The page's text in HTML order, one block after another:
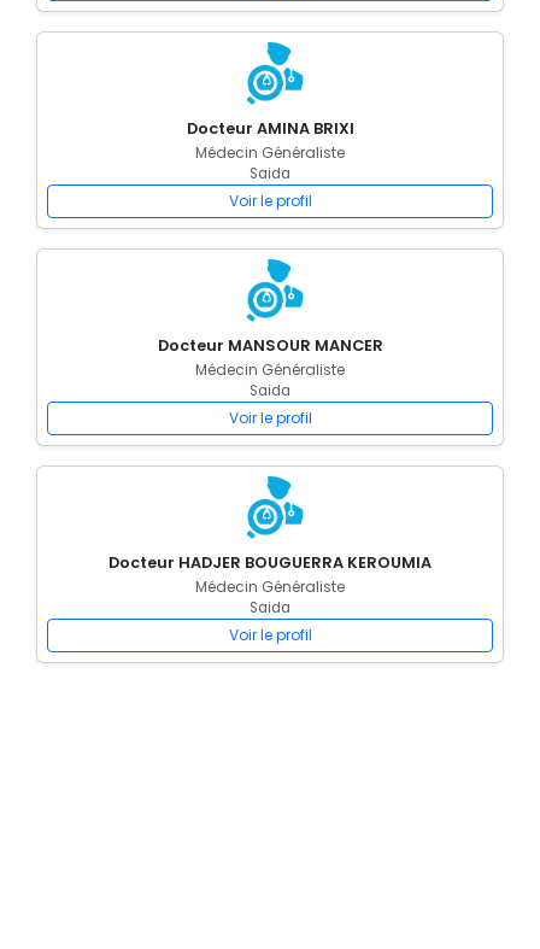
Docteur AMINA BRIXI
Médecin Généraliste
Saida
Voir le profil
Docteur MANSOUR MANCER
Médecin Généraliste
Saida
Voir le profil
Docteur HADJER BOUGUERRA KEROUMIA
Médecin Généraliste
Saida
Voir le profil